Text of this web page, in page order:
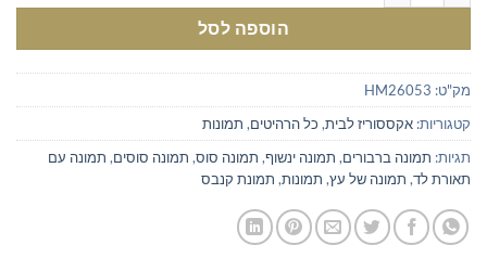
הוספה לסל
מק"ט: HM26053
קטגוריות: אקססוריז לבית, כל הרהיטים, תמונות
תגיות: תמונה ברבורים, תמונה ינשוף, תמונה סוס, תמונה סוסים, תמונה עם
תאורת לד, תמונה של עץ, תמונות, תמונת קנבס